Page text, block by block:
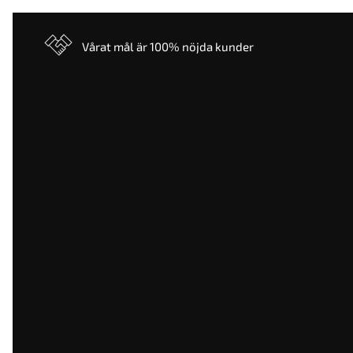
Vårat mål är 100% nöjda kunder